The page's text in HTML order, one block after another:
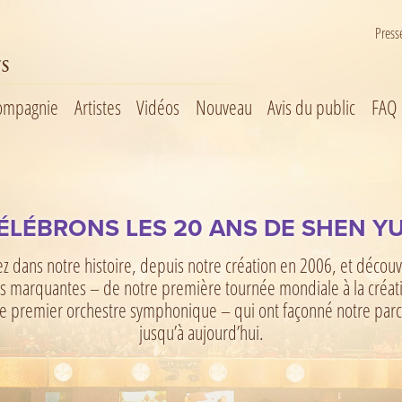
Artistes Vidéos Nouveau Avis du public FAQ
SHEN YUN
LES 20 ANS DE SHEN
dans notre histoire, depuis notre création en 2006, et
marquantes – de notre première tournée mondiale à la
premier orchestre symphonique – qui ont façonné notre
jusqu’à aujourd’hui.
La tournée mondiale de Shen Yun marquant son 20e
Regardez des contenus exclusifs et des œuvres originales